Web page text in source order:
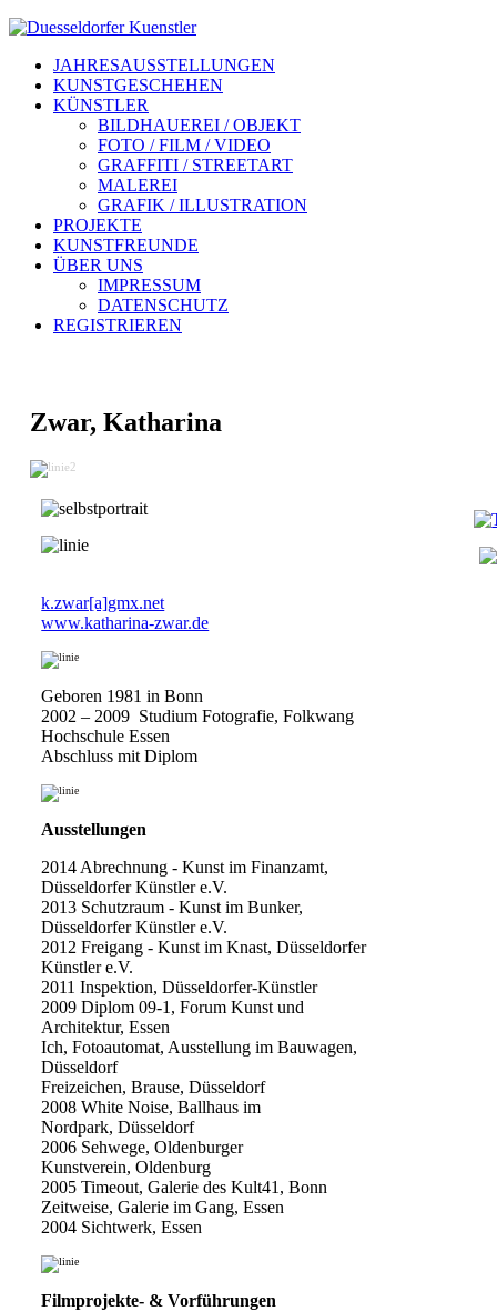
JAHRESAUSSTELLUNGEN
KUNSTGESCHEHEN
KÜNSTLER
BILDHAUEREI / OBJEKT
FOTO / FILM / VIDEO
GRAFFITI / STREETART
MALEREI
GRAFIK / ILLUSTRATION
PROJEKTE
KUNSTFREUNDE
ÜBER UNS
IMPRESSUM
DATENSCHUTZ
REGISTRIEREN
Zwar, Katharina
k.zwar[a]gmx.net
www.katharina-zwar.de
Geboren 1981 in Bonn
2002 – 2009 Studium Fotografie, Folkwang
Hochschule Essen
Abschluss mit Diplom
Ausstellungen
2014 Abrechnung - Kunst im Finanzamt,
Düsseldorfer Künstler e.V.
2013 Schutzraum - Kunst im Bunker,
Düsseldorfer Künstler e.V.
2012 Freigang - Kunst im Knast, Düsseldorfer
Künstler e.V.
2011 Inspektion, Düsseldorfer-Künstler
2009 Diplom 09-1, Forum Kunst und
Architektur, Essen
Ich, Fotoautomat, Ausstellung im Bauwagen,
Düsseldorf
Freizeichen, Brause, Düsseldorf
2008 White Noise, Ballhaus im
Nordpark, Düsseldorf
2006 Sehwege, Oldenburger
Kunstverein, Oldenburg
2005 Timeout, Galerie des Kult41, Bonn
Zeitweise, Galerie im Gang, Essen
2004 Sichtwerk, Essen
Filmprojekte- & Vorführungen